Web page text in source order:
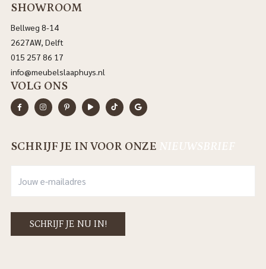
SHOWROOM
Bellweg 8-14
2627AW, Delft
015 257 86 17
info@meubelslaaphuys.nl
VOLG ONS
SCHRIJF JE IN VOOR ONZE NIEUWSBRIEF